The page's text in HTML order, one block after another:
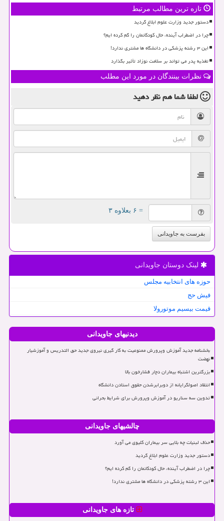
تازه ترین مطالب مرتبط
دستور جدید وزارت علوم ابلاغ گردید
چرا در اضطراب آینده، حال کودکانمان را گم کرده ایم؟
این ۳ رشته پزشکی در دانشگاه ها مشتری ندارد!
تغذیه پدر می تواند بر سلامت نوزاد تأثیر بگذارد
نظرات بینندگان در مورد این مطلب
لطفا شما همنظر دهید
= ۶ بعلاوه ۳
بفرست به جاویدانی
لینک دوستان جاویدانی
حوزه های انتخابیه مجلس
فیش حج
قیمت بیسیم موتورولا
دیدنیهای جاویدانی
بخشنامه جدید آموزش وپرورش ممنوعیت به کار گیری نیروی جدید حق التدریس و آموزشیار
نهضت
بزرگترین اشتباه بیماران دچار فشارخون بالا
انتقاد اصولگرایانه از دوبرابرشدن حقوق استادن دانشگاه
تدوین سه سناریو در آموزش وپرورش برای شرایط بحرانی
چالشیهای جاویدانی
حذف لبنیات چه بلایی سر بیماران کلیوی می آورد
دستور جدید وزارت علوم ابلاغ گردید
چرا در اضطراب آینده، حال کودکانمان را گم کرده ایم؟
این ۳ رشته پزشکی در دانشگاه ها مشتری ندارد!
تازه های جاویدانی